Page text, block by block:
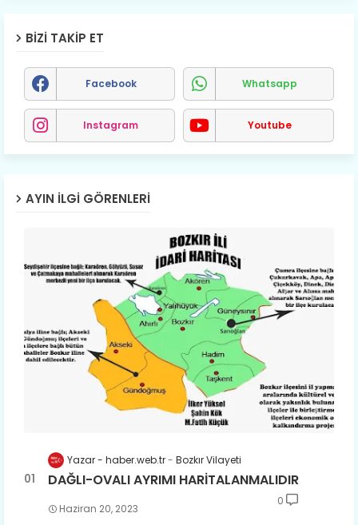
BIZI TAKIP ET
Facebook Whatsapp
Instagram Youtube
AYIN İLGI GÖRENLERI
Yazar - haber.web.tr Bozkır Vilayeti
DAĞLI-OVALI AYRIMI HARİTALANMALIDIR
Haziran 20, 2023
0